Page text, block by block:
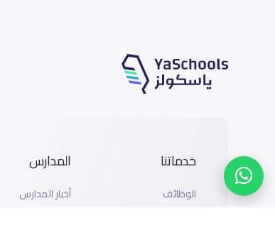
خدماتنا
الوظائف
المدارس
أخبار المدارس